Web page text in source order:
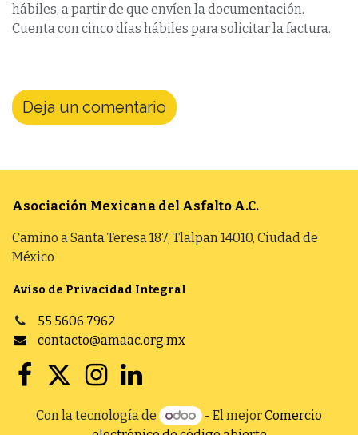
hábiles, a partir de que envíen la documentación.
Cuenta con cinco días hábiles para solicitar la factura.
Deja un comentario
Asociación Mexicana del Asfalto A.C.
Camino a Santa Teresa 187, Tlalpan 14010, Ciudad de
México
Aviso de Privacidad Integral
55 5606 7962
contacto@amaac.org.mx
Con la tecnología de - El mejorComercio